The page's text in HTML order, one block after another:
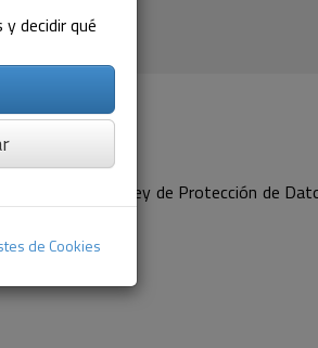
2016/679) y la Ley de Protección de
de Zaragoza.
decidir qué
de Cookies